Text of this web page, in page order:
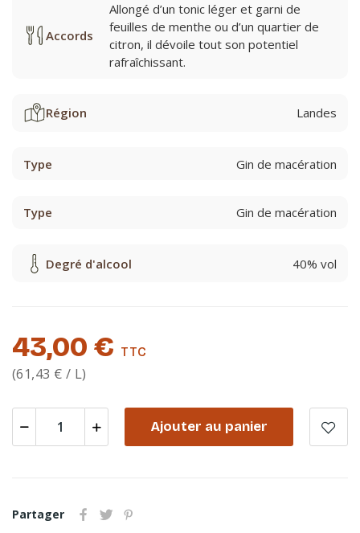
Accords
Allongé d’un tonic léger et garni de
feuilles de menthe ou d’un quartier de
citron, il dévoile tout son potentiel
rafraîchissant.
Région Landes
Type Gin de macération
Type Gin de macération
Degré d'alcool 40% vol
43,00 € TTC
(61,43 € / L)
Ajouter au panier
Partager